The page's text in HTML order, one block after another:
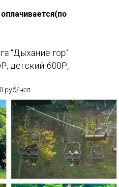
“Дыхание гор”
детский-600₽,
руб/чел